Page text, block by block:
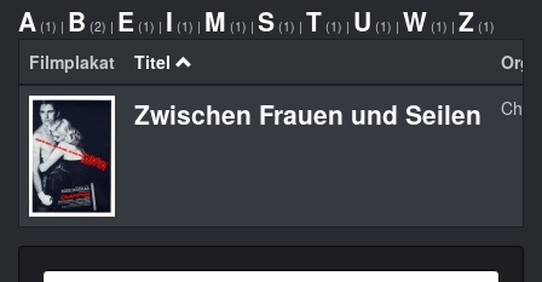
A (1) | B (2) | E (1) | I (1) | M (1) | S (1) | T (1) | U (1) | W (1) | Z (1)
Filmplakat Titel
Zwischen Frauen und Seilen